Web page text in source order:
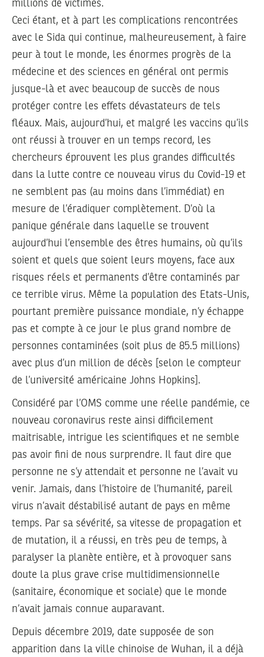
millions de victimes.
Ceci étant, et à part les complications rencontrées
avec le Sida qui continue, malheureusement, à faire
peur à tout le monde, les énormes progrès de la
médecine et des sciences en général ont permis
jusque-là et avec beaucoup de succès de nous
protéger contre les effets dévastateurs de tels
fléaux. Mais, aujourd’hui, et malgré les vaccins qu’ils
ont réussi à trouver en un temps record, les
chercheurs éprouvent les plus grandes difficultés
dans la lutte contre ce nouveau virus du Covid-19 et
ne semblent pas (au moins dans l’immédiat) en
mesure de l’éradiquer complètement. D’où la
panique générale dans laquelle se trouvent
aujourd’hui l’ensemble des êtres humains, où qu’ils
soient et quels que soient leurs moyens, face aux
risques réels et permanents d’être contaminés par
ce terrible virus. Même la population des Etats-Unis,
pourtant première puissance mondiale, n’y échappe
pas et compte à ce jour le plus grand nombre de
personnes contaminées (soit plus de 85.5 millions)
avec plus d’un million de décès [selon le compteur
de l’université américaine Johns Hopkins].
Considéré par l’OMS comme une réelle pandémie, ce
nouveau coronavirus reste ainsi difficilement
maitrisable, intrigue les scientifiques et ne semble
pas avoir fini de nous surprendre. Il faut dire que
personne ne s’y attendait et personne ne l’avait vu
venir. Jamais, dans l’histoire de l’humanité, pareil
virus n’avait déstabilisé autant de pays en même
temps. Par sa sévérité, sa vitesse de propagation et
de mutation, il a réussi, en très peu de temps, à
paralyser la planète entière, et à provoquer sans
doute la plus grave crise multidimensionnelle
(sanitaire, économique et sociale) que le monde
n’avait jamais connue auparavant.
Depuis décembre 2019, date supposée de son
apparition dans la ville chinoise de Wuhan, il a déjà